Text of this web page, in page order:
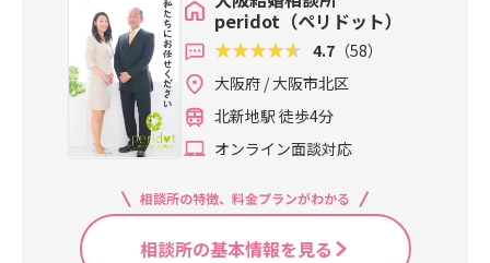
peridot（ペリドット）
4.7 （58）
大阪府 / 大阪市北区
北新地駅 徒歩4分
オンライン面談対応
相談所の特徴、料金プランがわかる
相談所の基本情報を見る